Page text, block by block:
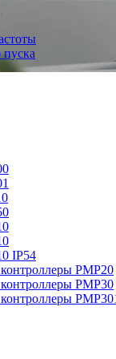
IP54
PMP20
PMP30